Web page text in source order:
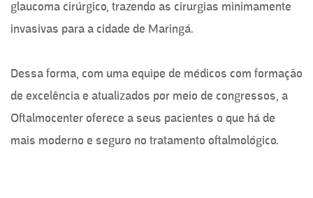
glaucoma cirúrgico, trazendo as cirurgias minimamente
invasivas para a cidade de Maringá.
Dessa forma, com uma equipe de médicos com formação
de excelência e atualizados por meio de congressos, a
Oftalmocenter oferece a seus pacientes o que há de
mais moderno e seguro no tratamento oftalmológico.